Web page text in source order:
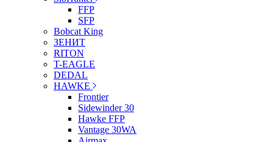
FFP
SFP
Bobcat King
ЗЕНИТ
RITON
T-EAGLE
DEDAL
HAWKE
Frontier
Sidewinder 30
Hawke FFP
Vantage 30WA